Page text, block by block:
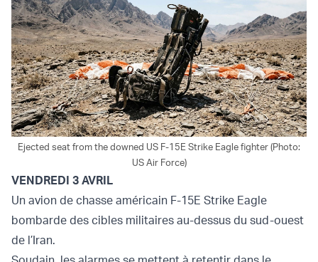
Ejected seat from the downed US F-15E Strike Eagle fighter (Photo:
US Air Force)
VENDREDI 3 AVRIL
Un avion de chasse américain F-15E Strike Eagle
bombarde des cibles militaires au-dessus du sud-ouest
de l’Iran.